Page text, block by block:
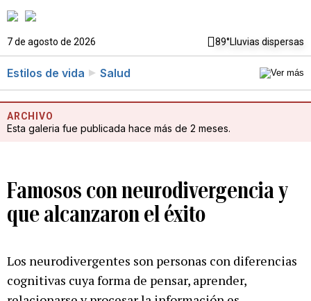
7 de agosto de 2026 89°Lluvias dispersas
Estilos de vida Salud
ARCHIVO
Esta galeria fue publicada hace más de 2 meses.
Famosos con neurodivergencia y
que alcanzaron el éxito
Los neurodivergentes son personas con diferencias
cognitivas cuya forma de pensar, aprender,